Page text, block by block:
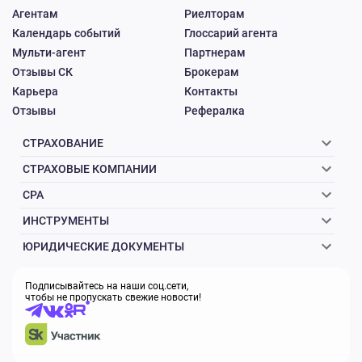
Все подробности об условиях в карточке
оффера.
20.03.2026, 15:42:22
🔔Обновление рекламных материалов на
🔥Стартует весенняя распродажа на
ggsel пополнение стим 0%
Агентам
Риелторам
Календарь событий
Глоссарий агента
Мульти-агент
Партнерам
Отзывы СК
Брокерам
Карьера
Контакты
Отзывы
Рефералка
СТРАХОВАНИЕ
СТРАХОВЫЕ КОМПАНИИ
CPA
ИНСТРУМЕНТЫ
ЮРИДИЧЕСКИЕ ДОКУМЕНТЫ
Подписывайтесь на наши соц.сети,
чтобы не пропускать свежие новости!